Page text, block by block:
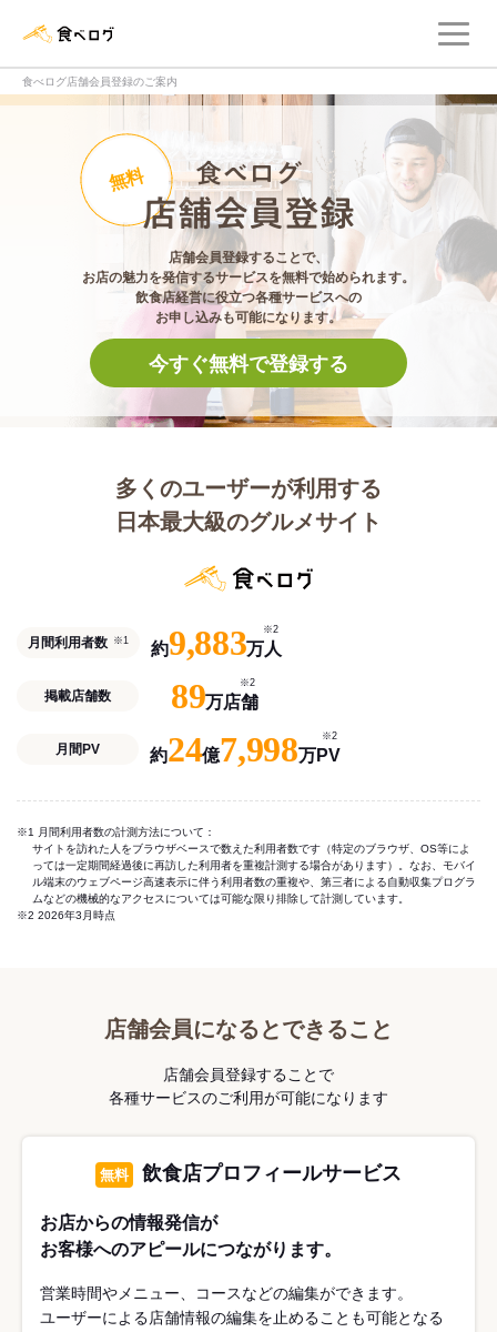
食べログ店舗会員登録のご案内
食べログ店舗会員
無料
店舗会員登録することで、
お店の魅力を発信するサービスを無料で始められます。
飲食店経営に役立つ各種サービスへの
お申し込みも可能になります。
今すぐ無料で登録する
多くのユーザーが利用する
日本最大級のグルメサイト
月間利用者数 ※1 約9,883万人
※2
掲載店舗数 89万店舗
※2
月間PV 約24億7,998万PV
※2
※1 月間利用者数の計測方法について：
サイトを訪れた人をブラウザベースで数えた利用者数です（特定のブラウザ、OS等によ
っては一定期間経過後に再訪した利用者を重複計測する場合があります）。なお、モバイ
ル端末のウェブページ高速表示に伴う利用者数の重複や、第三者による自動収集プログラ
ムなどの機械的なアクセスについては可能な限り排除して計測しています。
※2 2026年3月時点
店舗会員になるとできること
店舗会員登録することで
各種サービスのご利用が可能になります
無料 飲食店プロフィールサービス
お店からの情報発信が
お客様へのアピールにつながります。
営業時間やメニュー、コースなどの編集ができます。
ユーザーによる店舗情報の編集を止めることも可能となる